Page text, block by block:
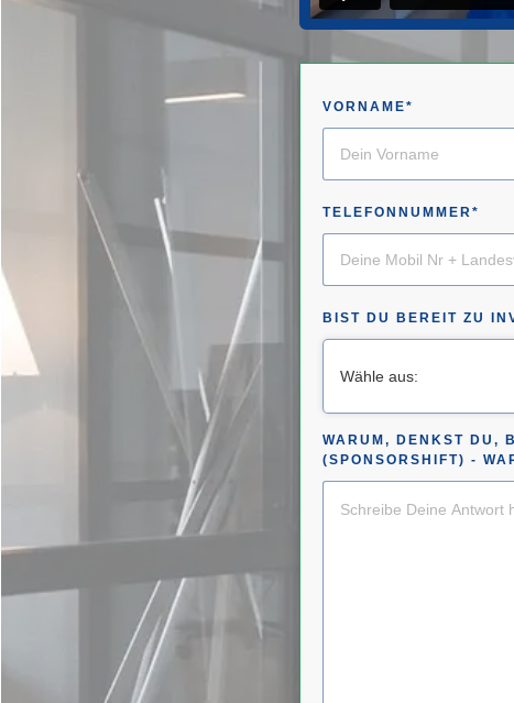
VORNAME*
TELEFONNUMMER*
BIST DU BEREIT ZU
Wähle aus:
WARUM, DENKST DU,
(SPONSORSHIFT) -